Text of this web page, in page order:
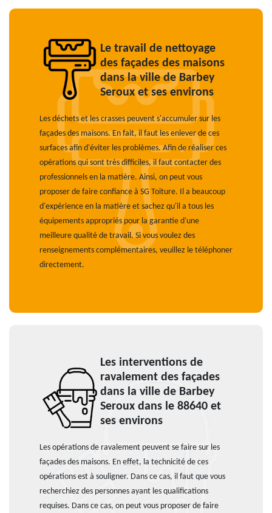
Le travail de nettoyage
des façades des maisons
dans la ville de Barbey
Seroux et ses environs
Les déchets et les crasses peuvent s'accumuler sur les
façades des maisons. En fait, il faut les enlever de ces
surfaces afin d'éviter les problèmes. Afin de réaliser ces
opérations qui sont très difficiles, il faut contacter des
professionnels en la matière. Ainsi, on peut vous
proposer de faire confiance à SG Toiture. Il a beaucoup
d'expérience en la matière et sachez qu'il a tous les
équipements appropriés pour la garantie d'une
meilleure qualité de travail. Si vous voulez des
renseignements complémentaires, veuillez le téléphoner
directement.
Les interventions de
ravalement des façades
dans la ville de Barbey
Seroux dans le 88640 et
ses environs
Les opérations de ravalement peuvent se faire sur les
façades des maisons. En effet, la technicité de ces
opérations est à souligner. Dans ce cas, il faut que vous
recherchiez des personnes ayant les qualifications
requises. Dans ce cas, on peut vous proposer de faire